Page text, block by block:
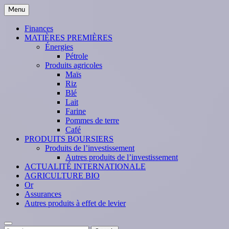
Skip
to
content
Menu
Finances
MATIÈRES PREMIÈRES
Énergies
Pétrole
Produits agricoles
Maïs
Riz
Blé
Lait
Farine
Pommes de terre
Café
PRODUITS BOURSIERS
Produits de l’investissement
Autres produits de l’investissement
ACTUALITÉ INTERNATIONALE
AGRICULTURE BIO
Or
Assurances
Autres produits à effet de levier
Search